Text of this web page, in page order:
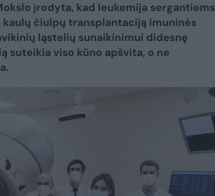
įrodyta, kad leukemija sergantiems
kaulų čiulpų transplantaciją imuninės
ląstelių sunaikinimui didesnę
suteikia viso kūno apšvita, o ne